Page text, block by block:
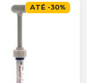
ATÉ -30%